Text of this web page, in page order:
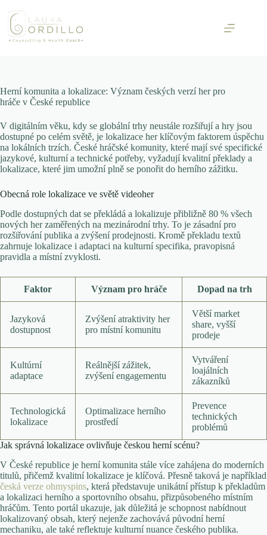
content
Herní komunita a lokalizace: Význam českých verzí her pro
hráče v České republice
V digitálním věku, kdy se globální trhy neustále rozšiřují a hry jsou
dostupné po celém světě, je lokalizace her klíčovým faktorem úspěchu
na lokálních trzích. České hráčské komunity, které mají své specifické
jazykové, kulturní a technické potřeby, vyžadují kvalitní překlady a
lokalizace, které jim umožní plně se ponořit do herního zážitku.
Obecná role lokalizace ve světě videoher
Podle dostupných dat se překládá a lokalizuje přibližně 80 % všech
nových herzaměřených na mezinárodní trhy. To je zásadní pro
rozšiřování publika a zvýšení prodejnosti. Kromě překladu textů
zahrnuje lokalizace i adaptaci na kulturní specifika, pravopisná
pravidla a místní zvyklosti.
Faktor Význam pro hráče Dopad na trh
Jazyková
dostupnost
Zvýšení atraktivity her
pro místní komunitu
Větší market
share, vyšší
prodeje
Kultúrní
adaptace
Reálnější zážitek,
zvýšení engagementu
Vytváření
loajálních
zákazníků
Technologická
lokalizace
Optimalizace herního
prostředí
Prevence
technických
problémů
Jak správná lokalizace ovlivňuje českou herní scénu?
V České republice je herní komunita stále více zahájena do moderních
titulů, přičemž kvalitní lokalizace je klíčová. Přesně taková je například
česká verze ohmyspins, která představuje unikátní přístup k překladům
a lokalizaci herního a sportovního obsahu, přizpůsobeného místním
hráčům. Tento portál ukazuje, jak důležitá je schopnost nabídnout
lokalizovaný obsah, který nejenže zachovává původní herní
mechaniku, ale také reflektuje kulturní nuance českého publika.